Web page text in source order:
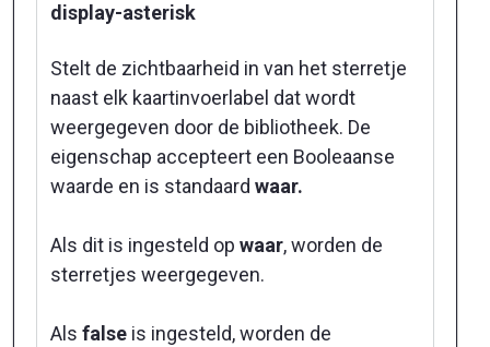
display-asterisk
Stelt de zichtbaarheid in van het sterretje
naast elk kaartinvoerlabel dat wordt
weergegeven door de bibliotheek. De
eigenschap accepteert een Booleaanse
waarde en is standaard waar.
Als dit is ingesteld op waar, worden de
sterretjes weergegeven.
Als false is ingesteld, worden de